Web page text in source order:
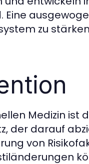
zu
Medizin ist
der darauf
von